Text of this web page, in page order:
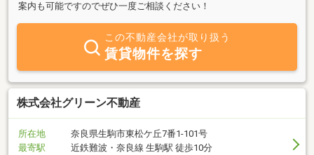
案内も可能ですのでぜひ一度ご相談ください！
この不動産会社が取り扱う
賃貸物件を探す
株式会社グリーン不動産
所在地
奈良県生駒市東松ケ丘7番1-101号
最寄駅
近鉄難波・奈良線 生駒駅 徒歩10分